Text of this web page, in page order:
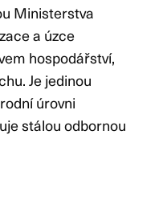
Ministerstva
a úzce
hospodářství,
Je jedinou
úrovni
stálou odbornou